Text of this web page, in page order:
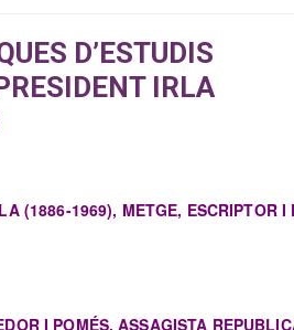
D’ESTUDIS
IRLA
(1886-1969), METGE, ESCRIPTOR I
I POMÉS, ASSAGISTA